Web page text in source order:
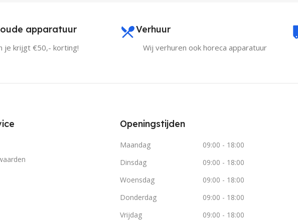
apparatuur
je krijgt €50,- korting!
Verhuur
Wij verhuren ook horeca apparatuur
Openingstijden
Maandag
09:00 - 18:00
Dinsdag
09:00 - 18:00
Woensdag
09:00 - 18:00
Donderdag
09:00 - 18:00
Vrijdag
09:00 - 18:00